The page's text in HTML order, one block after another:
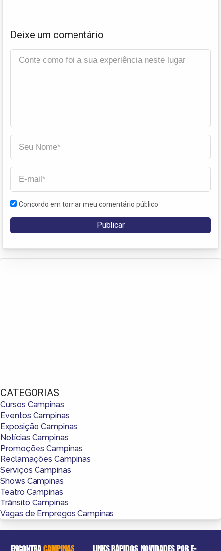
Deixe um comentário
Concordo em tornar meu comentário público
CATEGORIAS
Cursos Campinas
Eventos Campinas
Exposição Campinas
Notícias Campinas
Promoções Campinas
Reclamações Campinas
Serviços Campinas
Shows Campinas
Teatro Campinas
Trânsito Campinas
Vagas de Empregos Campinas
ENCONTRACAMPINAS LINKS RÁPIDOS NOVIDADES POR E-